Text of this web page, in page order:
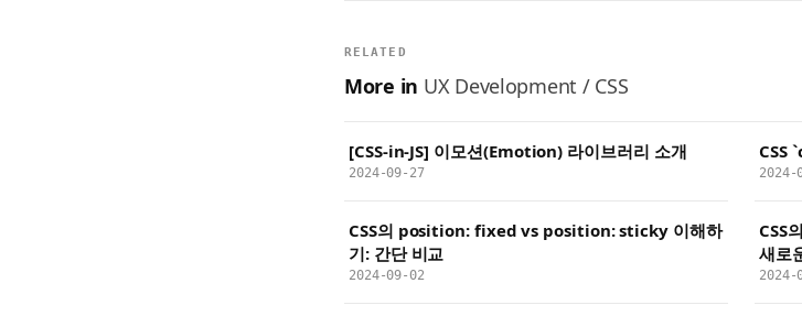
RELATED
More in UX Development / CSS
[CSS-in-JS] 이모션(Emotion) 라이브러리 소개
2024-09-27
CSS
2024-
CSS의 position: fixed vs position: sticky 이해하
기: 간단 비교
2024-09-02
CSS
새로
2024-